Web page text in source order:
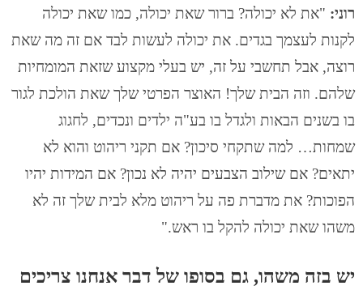
רוני: "את לא יכולה? ברור שאת יכולה, כמו שאת יכולה
לקנות לעצמך בגדים. את יכולה לעשות לבד אם זה מה שאת
רוצה, אבל תחשבי על זה, יש בעלי מקצוע שזאת המומחיות
שלהם. וזה הבית שלך! האוצר הפרטי שלך שאת הולכת לגור
בו בשנים הבאות ולגדל בו בע"ה ילדים ונכדים, לחגוג
שמחות… למה שתקחי סיכון? אם תקני ריהוט והוא לא
יתאים? אם שילוב הצבעים יהיה לא נכון? אם המידות יהיו
הפוכות? את מדברת פה על ריהוט מלא לבית שלך זה לא
משהו שאת יכולה להקל בו ראש."
יש בזה משהו, גם בסופו של דבר אנחנו צריכים